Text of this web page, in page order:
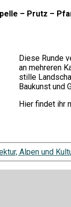
– Prutz –
Diese Runde
an mehreren
stille
Baukunst und
Hier findet ihr
Alpen und